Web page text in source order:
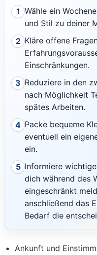
1 Wähle ein
und Stil zu deiner
2 Kläre offene
Einschränkungen.
3 Reduziere in den
nach Möglichkeit
spätes Arbeiten.
4 Packe bequeme
eventuell ein
ein.
5 Informiere
dich während des
eingeschränkt
anschließend das
Bedarf die
Ankunft und